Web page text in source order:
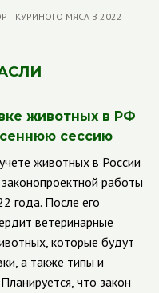
животных в РФ
сессию
животных в России
работы
года. После его
ветеринарные
которые будут
а также типы и
что закон